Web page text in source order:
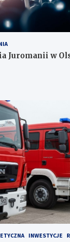
Juromanii w
INWESTYCJE